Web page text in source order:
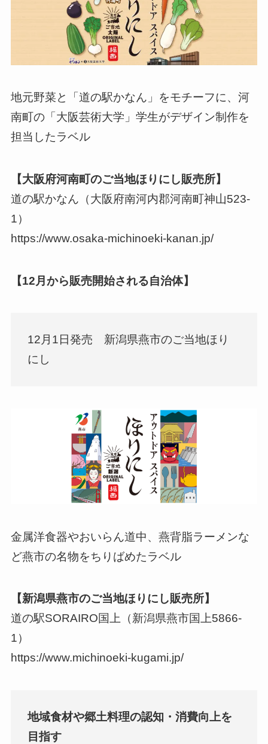
地元野菜と「道の駅かなん」をモチーフに、河
南町の「大阪芸術大学」学生がデザイン制作を
担当したラベル
【大阪府河南町のご当地ほりにし販売所】
道の駅かなん（大阪府南河内郡河南町神山523-
1）
https://www.osaka-michinoeki-kanan.jp/
【12月から販売開始される自治体】
12月1日発売 新潟県燕市のご当地ほり
にし
金属洋食器やおいらん道中、燕背脂ラーメンな
ど燕市の名物をちりばめたラベル
【新潟県燕市のご当地ほりにし販売所】
道の駅SORAIRO国上（新潟県燕市国上5866-
1）
https://www.michinoeki-kugami.jp/
地域食材や郷土料理の認知・消費向上を
目指す